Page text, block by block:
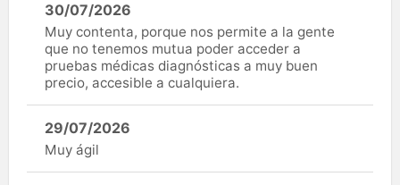
30/07/2026
Muy contenta, porque nos permite a la gente
que no tenemos mutua poder acceder a
pruebas médicas diagnósticas a muy buen
precio, accesible a cualquiera.
29/07/2026
Muy ágil